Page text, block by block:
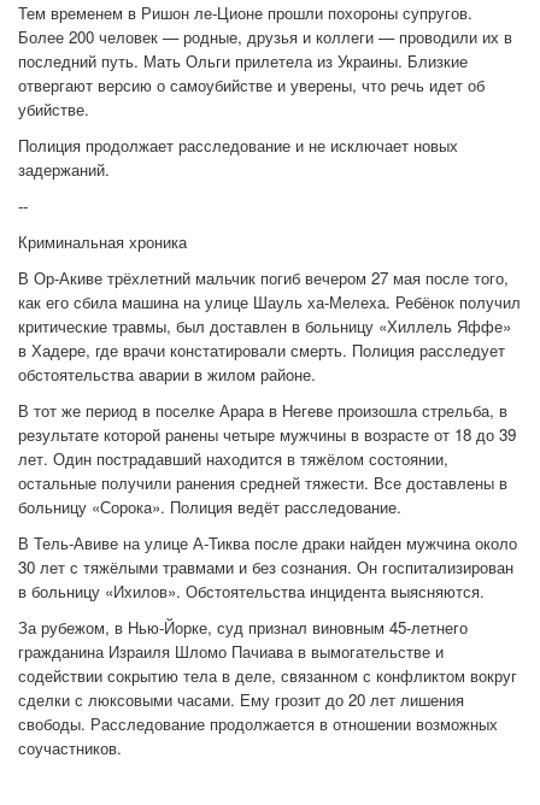
Тем временем в Ришон ле-Ционе прошли похороны супругов.
Более 200 человек — родные, друзья и коллеги — проводили их в
последний путь. Мать Ольги прилетела из Украины. Близкие
отвергают версию о самоубийстве и уверены, что речь идет об
убийстве.
Полиция продолжает расследование и не исключает новых
задержаний.
--
Криминальная хроника
В Ор-Акиве трёхлетний мальчик погиб вечером 27 мая после того,
как его сбила машина на улице Шауль ха-Мелеха. Ребёнок получил
критические травмы, был доставлен в больницу «Хиллель Яффе»
в Хадере, где врачи констатировали смерть. Полиция расследует
обстоятельства аварии в жилом районе.
В тот же период в поселке Арара в Негеве произошла стрельба, в
результате которой ранены четыре мужчины в возрасте от 18 до 39
лет. Один пострадавший находится в тяжёлом состоянии,
остальные получили ранения средней тяжести. Все доставлены в
больницу «Сорока». Полиция ведёт расследование.
В Тель-Авиве на улице А-Тиква после драки найден мужчина около
30 лет с тяжёлыми травмами и без сознания. Он госпитализирован
в больницу «Ихилов». Обстоятельства инцидента выясняются.
За рубежом, в Нью-Йорке, суд признал виновным 45-летнего
гражданина Израиля Шломо Пачиава в вымогательстве и
содействии сокрытию тела в деле, связанном с конфликтом вокруг
сделки с люксовыми часами. Ему грозит до 20 лет лишения
свободы. Расследование продолжается в отношении возможных
соучастников.